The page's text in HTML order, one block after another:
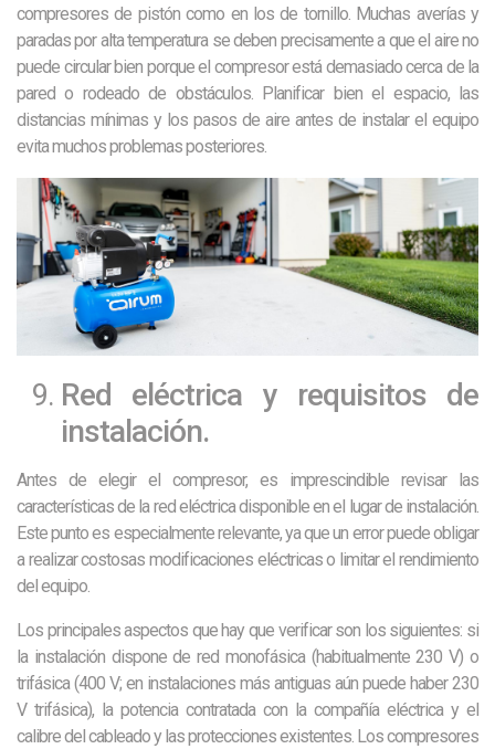
compresores de pistón como en los de tornillo. Muchas averías y
paradas por alta temperatura se deben precisamente a que el aire no
puede circular bien porque el compresor está demasiado cerca de la
pared o rodeado de obstáculos. Planificar bien el espacio, las
distancias mínimas y los pasos de aire antes de instalar el equipo
evita muchos problemas posteriores.
Red eléctrica y requisitos de
instalación.
Antes de elegir el compresor, es imprescindible revisar las
características de la red eléctrica disponible en el lugar de instalación.
Este punto es especialmente relevante, ya que un error puede obligar
a realizar costosas modificaciones eléctricas o limitar el rendimiento
del equipo.
Los principales aspectos que hay que verificar son los siguientes: si
la instalación dispone de red monofásica (habitualmente 230 V) o
trifásica (400 V; en instalaciones más antiguas aún puede haber 230
V trifásica), la potencia contratada con la compañía eléctrica y el
calibre del cableado y las protecciones existentes. Los compresores